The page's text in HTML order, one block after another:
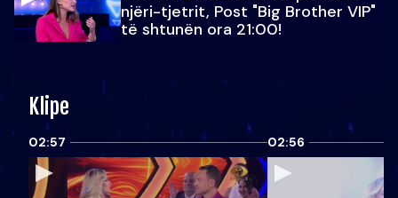
njëri-tjetrit, Post "Big Brother VIP"
të shtunën ora 21:00!
Klipe
02:57 02:56